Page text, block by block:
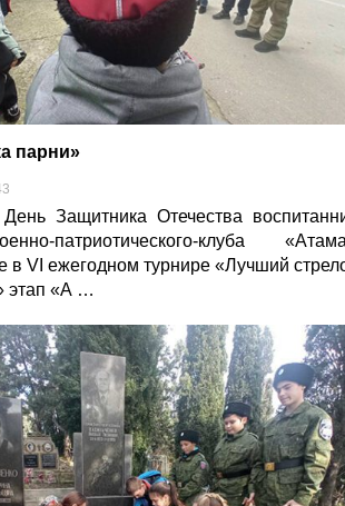
парни»
Защитника Отечества
патриотического-клуба
в VI ежегодном турнире «Лучший
этап «А …